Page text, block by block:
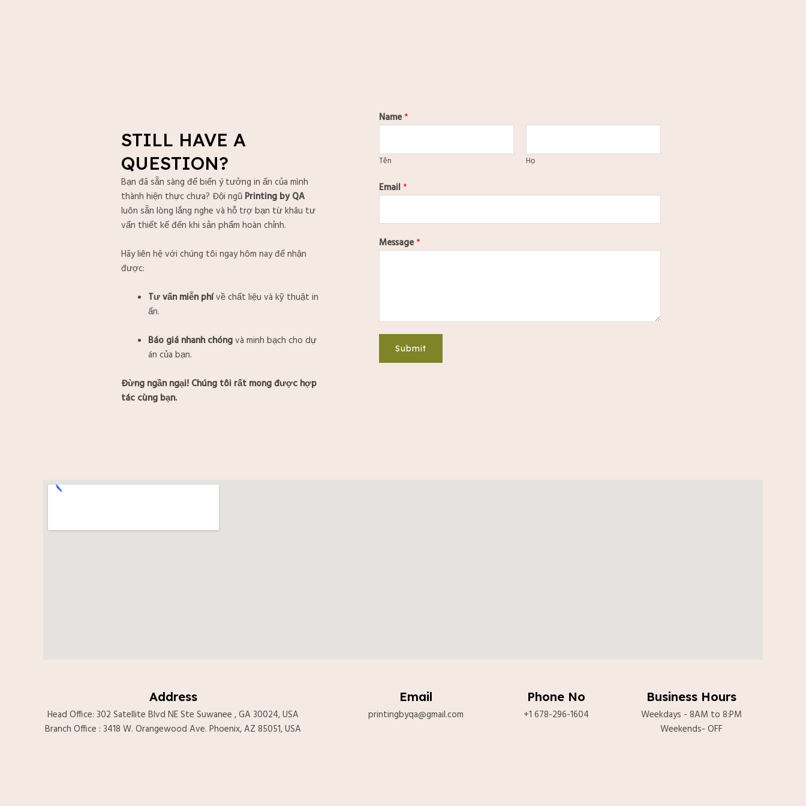
STILL HAVE A
QUESTION?
Bạn đã sẵn sàng để biến ý tưởng in ấn của mình
thành hiện thực chưa? Đội ngũ Printing by QA
luôn sẵn lòng lắng nghe và hỗ trợ bạn từ khâu tư
vấn thiết kế đến khi sản phẩm hoàn chỉnh.
Hãy liên hệ với chúng tôi ngay hôm nay để nhận
được:
Tư vấn miễn phívề chất liệu và kỹ thuật in
ấn.
Báo giá nhanh chóngvà minh bạch cho dự
án của bạn.
Đừng ngần ngại! Chúng tôi rất mong được hợp
tác cùng bạn.
Name*
Tên Họ
Email*
Message*
Submit
Address
Head Office: 302 Satellite Blvd NE Ste Suwanee , GA 30024, USA
Branch Office : 3418 W. Orangewood Ave. Phoenix, AZ 85051, USA
Email
printingbyqa@gmail.com
Phone No
+1 678-296-1604
Business Hours
Weekdays - 8AM to 8:PM
Weekends- OFF